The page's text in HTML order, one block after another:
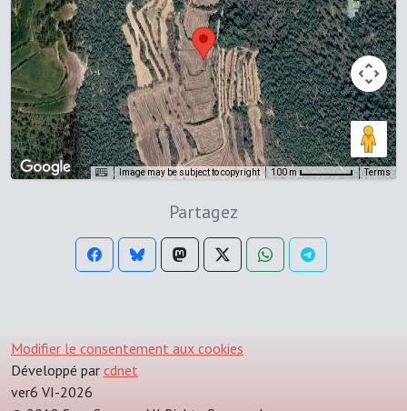
Image may be subject to copyright 100 m Terms
Partagez
Modifier le consentement aux cookies
Développé par cdnet
ver6 VI-2026